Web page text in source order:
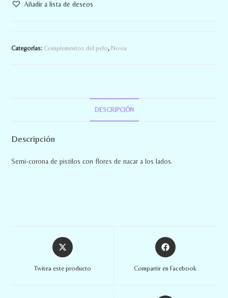
Añadir a lista de deseos
Categorías: Complementos del pelo, Novia
DESCRIPCIÓN
Descripción
Semi-corona de pistilos con flores de nacar a los lados.
Twitea este producto Compartir en Facebook